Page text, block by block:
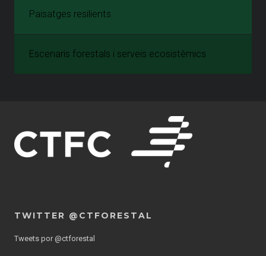
Paisatges resilients
Escenaris forestals i serveis ecosistèmics
TWITTER @CTFORESTAL
Tweets por @ctforestal